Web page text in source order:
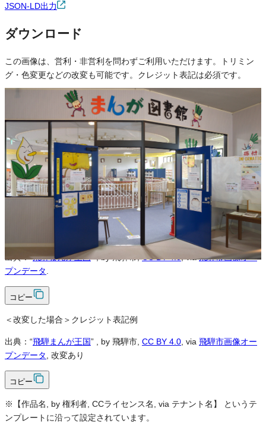
JSON-LD出力
ダウンロード
この画像は、営利・非営利を問わずご利用いただけます。トリミン
グ・色変更などの改変も可能です。クレジット表記は必須です。
利用規約 も適用されます。
営利利用
可
改変
可
クレジット表記
出典：“飛騨まんが王国 CC BY 4.0 , via飛騨市画像オー
プンデータ
コピー
＜改変した場合＞クレジット表記例
出典：“飛騨まんが王国” , by 飛騨市, CC BY 4.0 , via 飛騨市画像オー
プンデータ
, 改変あり
コピー
※【作品名, by 権利者, CCライセンス名, via テナント名】 というテ
ンプレートに沿って設定されています。